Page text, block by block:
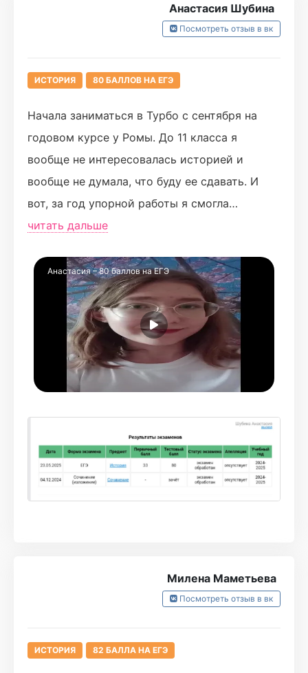
которая не подвела и не разочаровала!
только на "Турбожести"️, но тоже смогла
привязаться) ❤️
Анастасия Шубина
Посмотреть отзыв в вк
ИСТОРИЯ 80 БАЛЛОВ НА ЕГЭ
Начала заниматься в Турбо с сентября на
годовом курсе у Ромы. До 11 класса я
вообще не интересовалась историей и
вообще не думала, что буду ее сдавать. И
вот, за год упорной работы я смогла
достигнуть желаемого результата. За что,
действительно смогла полюбить историю за
этот год и кайфовала от каждого вебинара.
История стала одним из моих любимых
предметов, что очень упрощало подготовку.
Рома рассказывал все очень понятно и
чётко. Про него действительно можно
преподаватель. Радовали очень удобные
конспекты, где нет ничего лишнего, а также
суперский личный кабинет, где в любое
время можно посмотреть свой прогресс, а
в Турбо целый год и получила баллы,
которые хотела. Очень рекомендую Рому по
подготовки!
читать дальше
Анастасия – 80 баллов на ЕГЭ
Милена Маметьева
Посмотреть отзыв в вк
ИСТОРИЯ 82 БАЛЛА НА ЕГЭ